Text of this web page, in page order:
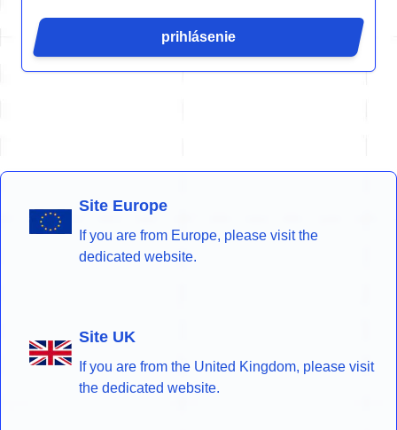
prihlásenie
Site Europe
If you are from Europe, please visit the
dedicated website.
Site UK
If you are from the United Kingdom, please visit
the dedicated website.